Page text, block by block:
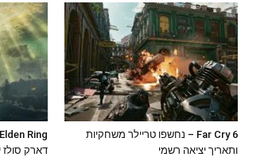
דארק סולז
Far Cry 6 – נחשפו טריילר משחקיות
ותאריך יציאה רשמי